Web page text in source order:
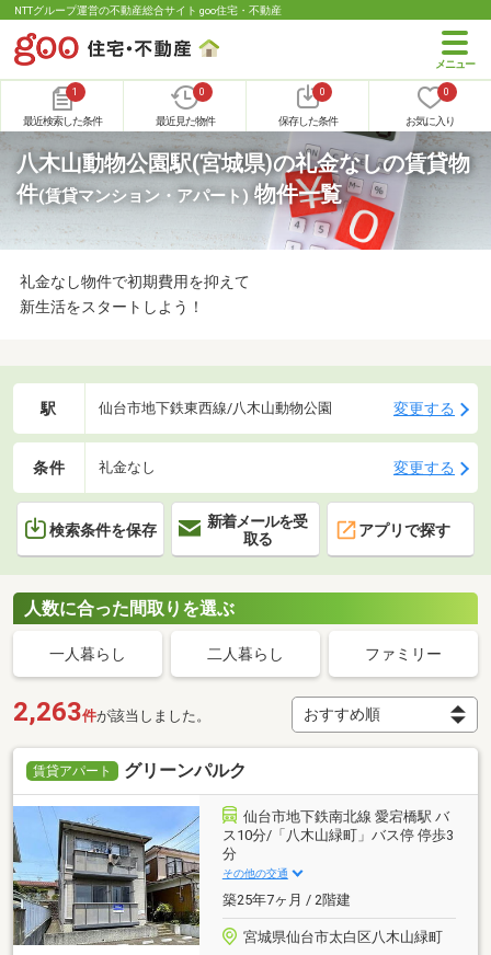
NTTグループ運営の不動産総合サイト goo住宅・不動産
1
最近検索した条件
0
最近見た物件
0
保存した条件
0
お気に入り
八木山動物公園駅(宮城県)の礼金なしの賃貸物
件(賃貸マンション・アパート) 物件一覧
礼金なし物件で初期費用を抑えて
新生活をスタートしよう！
駅 仙台市地下鉄東西線/八木山動物公園 変更する
条件 礼金なし 変更する
検索条件を保存
新着メールを受
取る
アプリで探す
人数に合った間取りを選ぶ
一人暮らし 二人暮らし ファミリー
2,263件が該当しました。
賃貸アパート グリーンパルク
仙台市地下鉄南北線 愛宕橋駅 バ
ス10分/「八木山緑町」バス停 停歩3
分
その他の交通
築25年7ヶ月 / 2階建
宮城県仙台市太白区八木山緑町